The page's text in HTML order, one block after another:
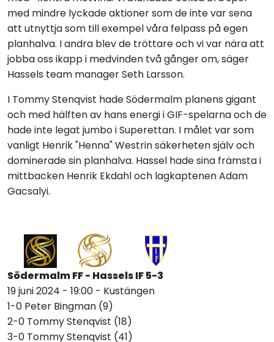
med mindre lyckade aktioner som de inte var sena
att utnyttja som till exempel våra felpass på egen
planhalva. I andra blev de tröttare och vi var nära att
jobba oss ikapp i medvinden två gånger om, säger
Hassels team manager Seth Larsson.
I Tommy Stenqvist hade Södermalm planens gigant
och med hälften av hans energi i GIF-spelarna och de
hade inte legat jumbo i Superettan. I målet var som
vanligt Henrik "Henna" Westrin säkerheten själv och
dominerade sin planhalva. Hassel hade sina främsta i
mittbacken Henrik Ekdahl och lagkaptenen Adam
Gacsalyi.
Södermalm FF - Hassels IF 5-3
19 juni 2024 - 19:00 - Kustängen
1-0 Peter Bingman (9)
2-0 Tommy Stenqvist (18)
3-0 Tommy Stenqvist (41)